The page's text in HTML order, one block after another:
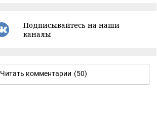
Подписывайтесь на наши
каналы
Читать комментарии (50)